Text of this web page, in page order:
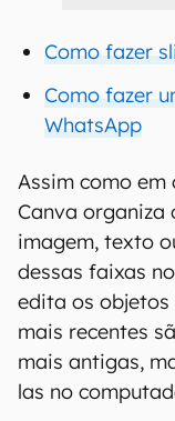
Como fazer
Como fazer
WhatsApp
Assim como
Canva organiza
imagem, texto
dessas faixas
edita os objetos
mais recentes
mais antigas,
las no